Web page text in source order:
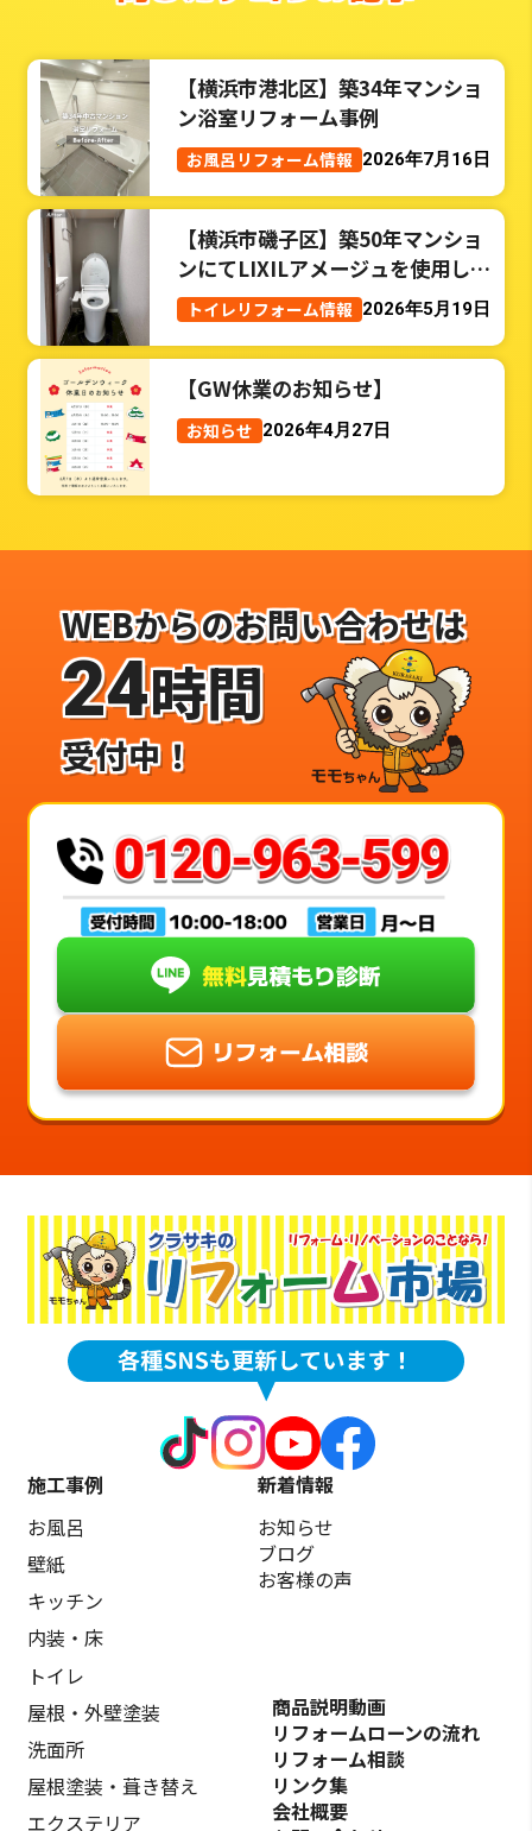
【横浜市港北区】築34年マンショ
ン浴室リフォーム事例
お風呂リフォーム情報 2026年7月16日
【横浜市磯子区】築50年マンショ
ンにてLIXILアメージュを使用した
トイレリフォーム事例
トイレリフォーム情報 2026年5月19日
【GW休業のお知らせ】
お知らせ 2026年4月27日
WEBからのお問い合わせは
24時間
受付中！
施工事例
お風呂
壁紙
キッチン
内装・床
トイレ
屋根・外壁塗装
洗面所
屋根塗装・葺き替え
エクステリア
新着情報
お知らせ
ブログ
お客様の声
商品説明動画
リフォームローンの流れ
リフォーム相談
リンク集
会社概要